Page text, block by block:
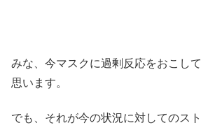
みな、今マスクに過剰反応をおこし
思います。
でも、それが今の状況に対してのス